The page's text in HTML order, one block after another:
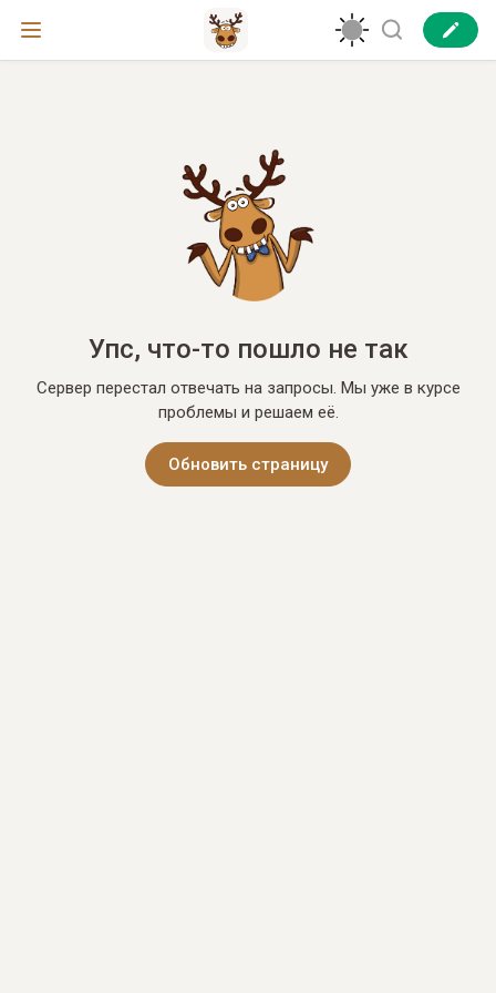
Упс, что-то пошло не так
Сервер перестал отвечать на запросы. Мы уже в курсе
проблемы и решаем её.
Обновить страницу